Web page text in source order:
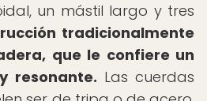
un mástil largo y tres
tradicionalmente
que le confiere un
resonante. Las cuerdas